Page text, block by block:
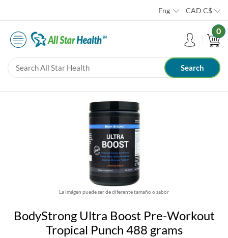
Eng CAD C$
0
La imágen puede ser de diferente tamaño o sabor
BodyStrong Ultra Boost Pre-Workout
Tropical Punch 488 grams